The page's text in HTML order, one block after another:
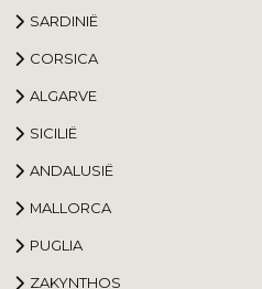
SARDINIË
CORSICA
ALGARVE
SICILIË
ANDALUSIË
MALLORCA
PUGLIA
ZAKYNTHOS